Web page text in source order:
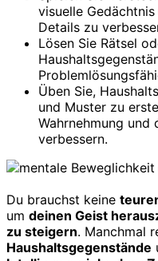
visuelle
Details zu
Lösen Sie Rätsel
Üben Sie,
und Muster zu
Wahrnehmung
verbessern.
Du brauchst keine
um deinen Geist
zu steigern. Manchmal
Haushaltsgegenstände